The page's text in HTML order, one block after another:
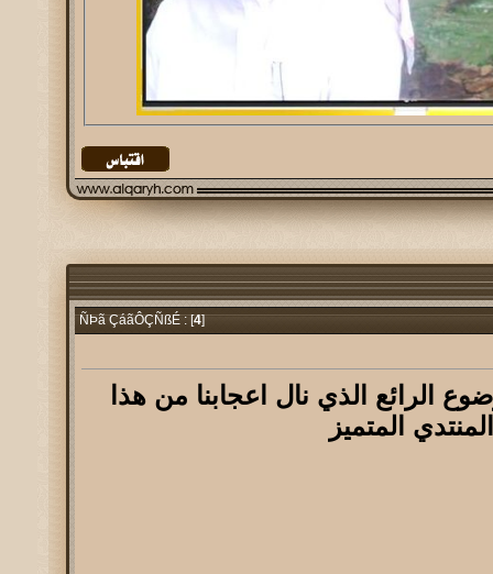
ÑÞã ÇáãÔÇÑßÉ : [
4]
الرائع الذي نال اعجابنا من هذا
المنتدي المتميز